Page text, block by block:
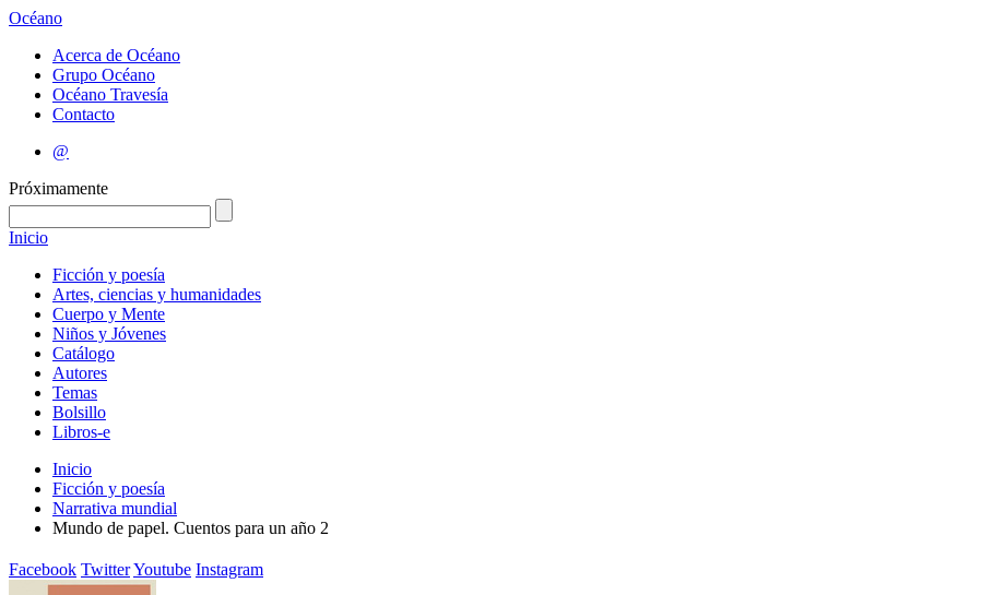
Océano
Acerca de Océano
Grupo Océano
Océano Travesía
Contacto
@
Próximamente
Inicio
Ficción y poesía
Artes, ciencias y humanidades
Cuerpo y Mente
Niños y Jóvenes
Catálogo
Autores
Temas
Bolsillo
Libros-e
Inicio
Ficción y poesía
Narrativa mundial
Mundo de papel. Cuentos para un año 2
Facebook TwitterYoutube Instagram